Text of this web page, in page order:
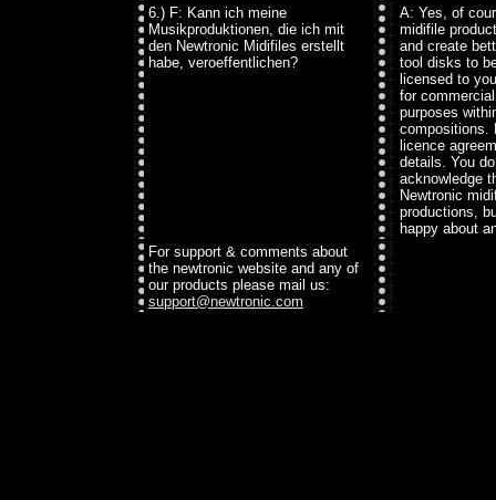
6.) F: Kann ich meine
Musikproduktionen, die ich mit
den Newtronic Midifiles erstellt
habe, veroeffentlichen?
A: Yes, of
midifile
and create
tool disks to
licensed to
for
purposes
compositions.
licence
details. You
acknowledge
Newtronic
productions,
happy about
For support & comments about
the newtronic website and any of
our products please mail us:
support@newtronic.com